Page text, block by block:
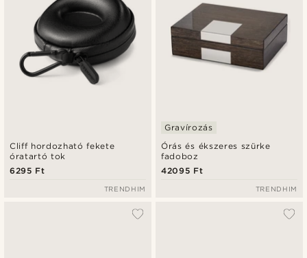
Cliff hordozható fekete
óratartó tok
6295 Ft
TRENDHIM
Órás és ékszeres szürke
fadoboz
Gravírozás
42095 Ft
TRENDHIM